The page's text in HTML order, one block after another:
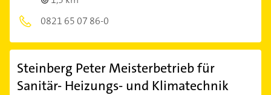
0821 65 07 86-0
Steinberg Peter Meisterbetrieb für
Sanitär- Heizungs- und Klimatechnik